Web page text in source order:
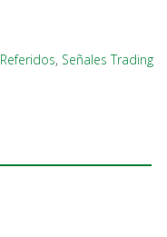
Referidos, Señales Trading